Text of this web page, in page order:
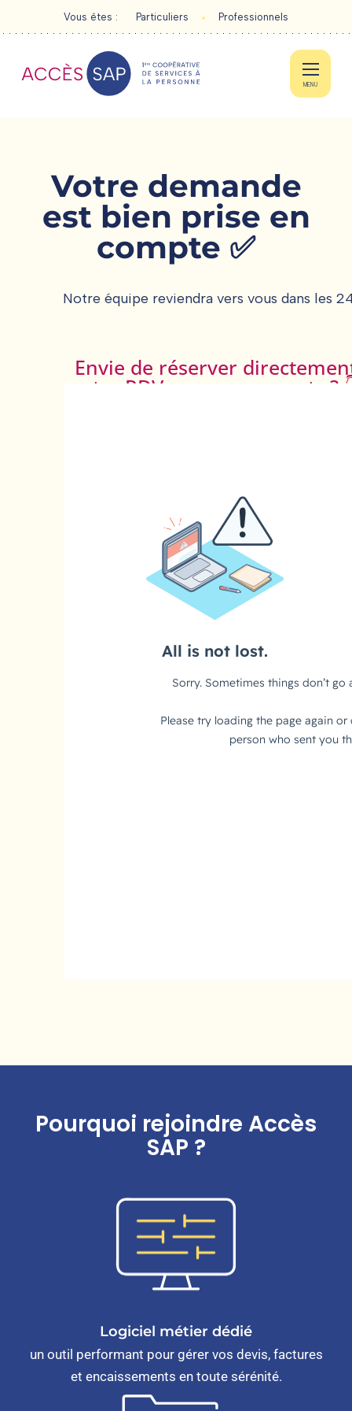
Vous êtes : Particuliers Professionnels
MENU
PARTICULIERS
PROFESSIONNELS
ACTUALITÉS
Votre demande
est bien prise en
compte ✅
Notre équipe reviendra vers vous dans les
Envie de réserver
votre RDV avec nos experts ?
Pourquoi rejoindre Accès
SAP ?
Logiciel métier dédié
un outil performant pour gérer vos devis, factures
et encaissements en toute sérénité.